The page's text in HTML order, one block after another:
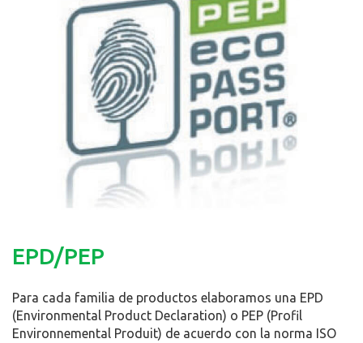
EPD/PEP
Para cada familia de productos elaboramos una EPD
(Environmental Product Declaration) o PEP (Profil
Environnemental Produit) de acuerdo con la norma ISO